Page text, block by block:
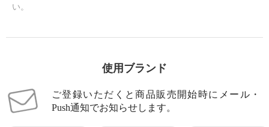
い。
使用ブランド
ご登録いただくと商品販売開始時にメール・
Push通知でお知らせします。